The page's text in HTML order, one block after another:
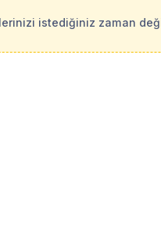
istediğiniz zaman